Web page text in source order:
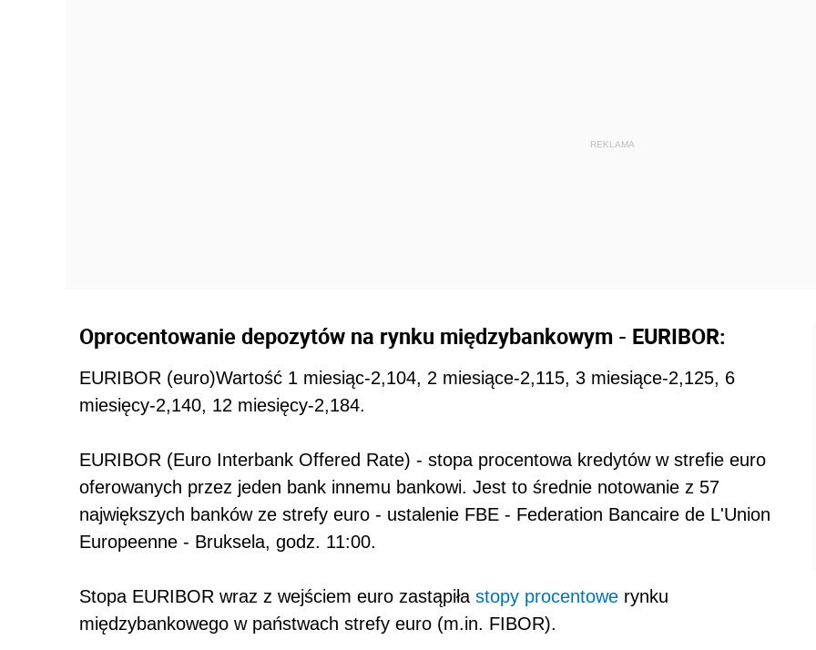
Oprocentowanie depozytów na rynku międzybankowym - EURIBOR:
EURIBOR (euro)Wartość 1 miesiąc-2,104, 2 miesiące-2,115, 3 miesiące-2,125, 6
miesięcy-2,140, 12 miesięcy-2,184.
EURIBOR (Euro Interbank Offered Rate) - stopa procentowa kredytów w strefie euro
oferowanych przez jeden bank innemu bankowi. Jest to średnie notowanie z 57
największych banków ze strefy euro - ustalenie FBE - Federation Bancaire de L'Union
Europeenne - Bruksela, godz. 11:00.
Stopa EURIBOR wraz z wejściem euro zastąpiła stopy procentowe rynku
międzybankowego w państwach strefy euro (m.in. FIBOR).